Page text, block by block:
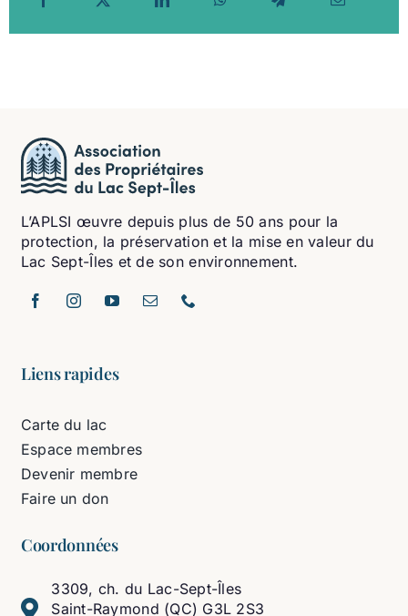
L’APLSI œuvre depuis plus de 50 ans pour la
protection, la préservation et la mise en valeur du
Lac Sept-Îles et de son environnement.
Liens rapides
Carte du lac
Espace membres
Devenir membre
Faire un don
Coordonnées
3309, ch. du Lac-Sept-Îles
Saint-Raymond (QC) G3L 2S3